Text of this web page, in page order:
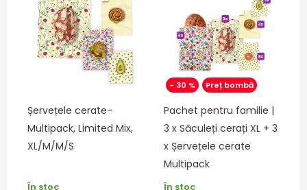
Șervețele cerate-
Multipack, Limited Mix,
XL/M/M/S
În stoc
- 30 % Preț bombă
Pachet pentru familie |
3 x Săculeți cerați XL + 3
x Șervețele cerate
Multipack
În stoc